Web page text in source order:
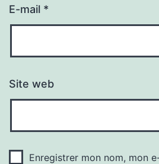
E-mail *
Site web
Enregistrer mon nom, mon